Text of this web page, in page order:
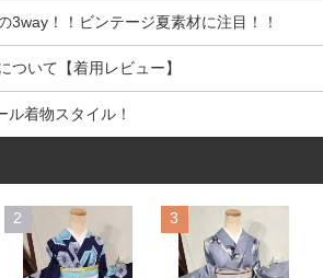
3way！！ビンテージ夏素材に注目！！
ついて【着用レビュー】
ル着物スタイル！
2 3